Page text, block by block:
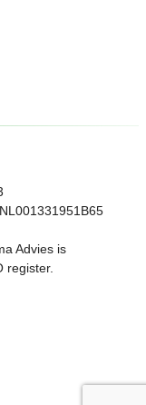
Advies is
register.